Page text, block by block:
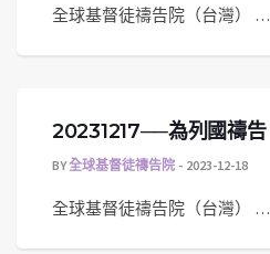
全球基督徒禱告院（台灣） …
20231217──為列國禱告
BY全球基督徒禱告院 2023-12-18
全球基督徒禱告院（台灣） …